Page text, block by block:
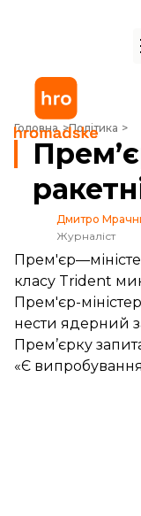
Головна Політика
Прем’єрка Британії
Дмитро
Журналіст
класу Trident
Прем'єр-
нести ядерний
Прем’єрку
«Є